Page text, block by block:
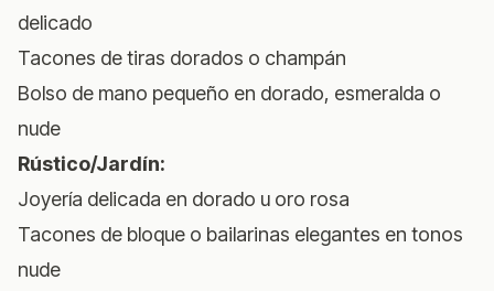
delicado
Tacones de tiras dorados o champán
Bolso de mano pequeño en dorado, esmeralda o
nude
Rústico/Jardín:
Joyería delicada en dorado u oro rosa
Tacones de bloque o bailarinas elegantes en tonos
nude